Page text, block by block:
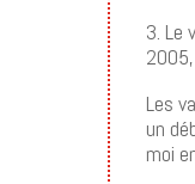
3. Le
Les
un
moi